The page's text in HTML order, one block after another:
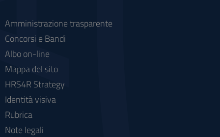
Amministrazione trasparente
Concorsi e Bandi
Albo on-line
Mappa del sito
HRS4R Strategy
Identità visiva
Rubrica
Note legali